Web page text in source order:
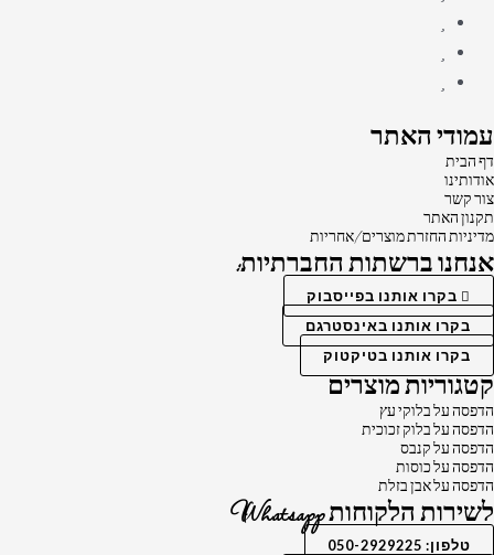
עמודי האתר
דף הבית
אודותינו
צור קשר
תקנון האתר
מדיניות החזרת מוצרים/אחריות
אנחנו ברשתות החברתיות:
בקרו אותנו בפייסבוק
בקרו אותנו באינסטרגם
בקרו אותנו בטיקטוק
קטגוריות מוצרים
הדפסה על בלוקי עץ
הדפסה על בלוק זכוכית
הדפסה על קנבס
הדפסה על כוסות
הדפסה על אבן בזלת
לשירות הלקוחות Whatsapp
טלפון: 050-2929225